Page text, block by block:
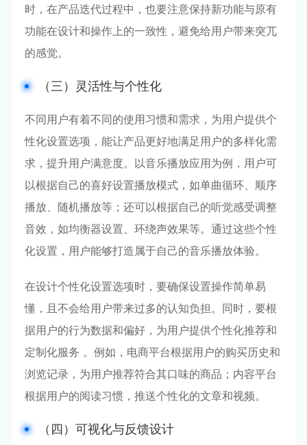
时，在产品迭代过程中，也要注意保持新功能与原有
功能在设计和操作上的一致性，避免给用户带来突兀
的感觉。
（三）灵活性与个性化
不同用户有着不同的使用习惯和需求，为用户提供个
性化设置选项，能让产品更好地满足用户的多样化需
求，提升用户满意度。以音乐播放应用为例，用户可
以根据自己的喜好设置播放模式，如单曲循环、顺序
播放、随机播放等；还可以根据自己的听觉感受调整
音效，如均衡器设置、环绕声效果等。通过这些个性
化设置，用户能够打造属于自己的音乐播放体验。
在设计个性化设置选项时，要确保设置操作简单易
懂，且不会给用户带来过多的认知负担。同时，要根
据用户的行为数据和偏好，为用户提供个性化推荐和
定制化服务 。例如，电商平台根据用户的购买历史和
浏览记录，为用户推荐符合其口味的商品；内容平台
根据用户的阅读习惯，推送个性化的文章和视频。
（四）可视化与反馈设计